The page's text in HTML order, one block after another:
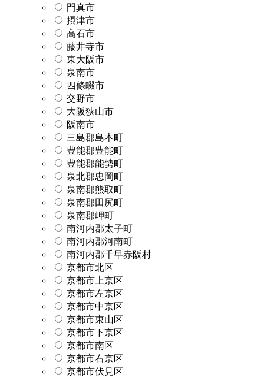
門真市
摂津市
高石市
藤井寺市
東大阪市
泉南市
四條畷市
交野市
大阪狭山市
阪南市
三島郡島本町
豊能郡豊能町
豊能郡能勢町
泉北郡忠岡町
泉南郡熊取町
泉南郡田尻町
泉南郡岬町
南河内郡太子町
南河内郡河南町
南河内郡千早赤阪村
京都市北区
京都市上京区
京都市左京区
京都市中京区
京都市東山区
京都市下京区
京都市南区
京都市右京区
京都市伏見区